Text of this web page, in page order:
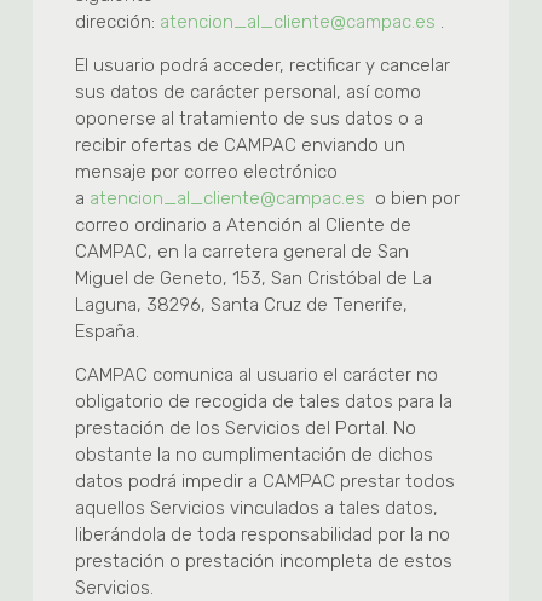
dirección: atencion_al_cliente@campac.es
El usuario podrá acceder, rectificar y cancelar
sus datos de carácter personal, así como
oponerse al tratamiento de sus datos o a
recibir ofertas de CAMPAC enviando un
mensaje por correo electrónico
a atencion_al_cliente@campac.es o bien por
correo ordinario a Atención al Cliente de
CAMPAC, en la carretera general de San
Miguel de Geneto, 153, San Cristóbal de La
Laguna, 38296, Santa Cruz de Tenerife,
España.
CAMPAC comunica al usuario el carácter no
obligatorio de recogida de tales datos para la
prestación de los Servicios del Portal. No
obstante la no cumplimentación de dichos
datos podrá impedir a CAMPAC prestar todos
aquellos Servicios vinculados a tales datos,
liberándola de toda responsabilidad por la no
prestación o prestación incompleta de estos
Servicios.